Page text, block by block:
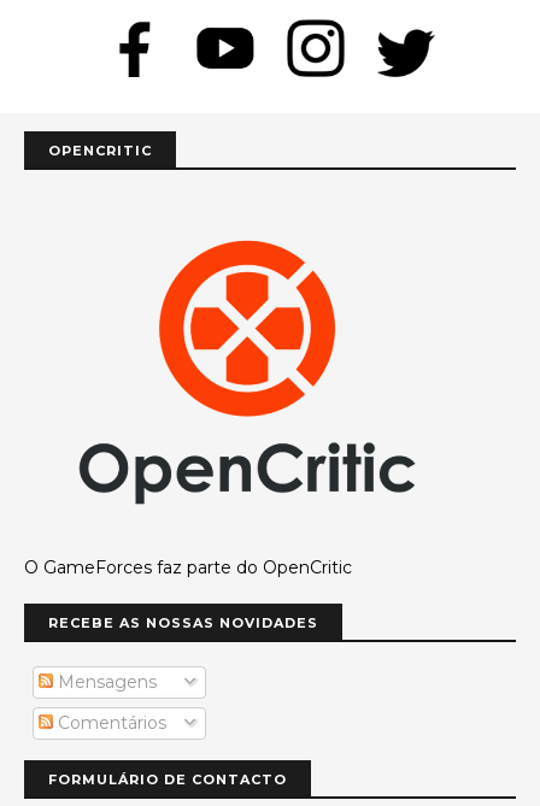
OPENCRITIC
O GameForces faz parte do OpenCritic
RECEBE AS NOSSAS NOVIDADES
Mensagens
Comentários
FORMULÁRIO DE CONTACTO